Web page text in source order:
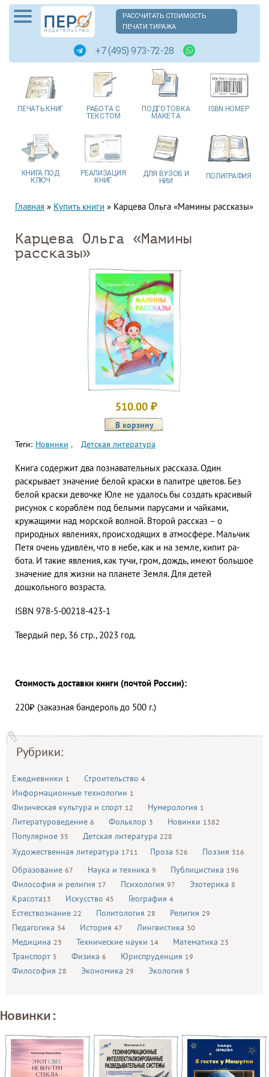
РАССЧИТАТЬ СТОИМОСТЬ
ПЕЧАТИ ТИРАЖА
+7 (495) 973-72-28
ПЕЧАТЬ КНИГ РАБОТА С
ТЕКСТОМ
ПОДГОТОВКА
МАКЕТА
ISBN НОМЕР
КНИГА ПОД
КЛЮЧ
РЕАЛИЗАЦИЯ
КНИГ
ДЛЯ ВУЗОВ И
НИИ
ПОЛИГРАФИЯ
Главная » Купить книги » Карцева Ольга «Мамины рассказы»
Рубрики:
Ежедневники 1 Строительство 4
Информационные технологии 1
Физическая культура и спорт 12 Нумерология 1
Литературоведение 6 Фольклор 3 Новинки 1382
Популярное 35 Детская литература 228
Художественная литература 1711 Проза 526 Поэзия 316
Образование 67 Наука и техника 9 Публицистика 196
Философия и религия 17 Психология 97 Эзотерика 8
Красота13 Искусство 45 География 4
Естествознание 22 Политология 28 Религия 29
Педагогика 34 История 47 Лингвистика 30
Медицина 23 Технические науки 14 Математика 23
Транспорт 5 Физика 6 Юриспруденция 19
Философия 28 Экономика 29 Экология 3
Карцева Ольга «Мамины
рассказы»
510.00 ₽
Теги: Новинки Детская литература
Книга содержит два познавательных рассказа. Один
раскрывает значение белой краски в палитре цветов. Без
белой краски девочке Юле не удалось бы создать красивый
рисунок с кораблём под белыми парусами и чайками,
кружащими над морской волной. Второй рассказ – о
природных явлениях, происходящих в атмосфере. Мальчик
Петя очень удивлён, что в небе, как и на земле, кипит ра-
бота. И такие явления, как тучи, гром, дождь, имеют большое
значение для жизни на планете Земля. Для детей
дошкольного возраста.
ISBN 978-5-00218-423-1
Твердый пер, 36 стр., 2023 год.
Стоимость доставки книги (почтой России):
220₽ (заказная бандероль до 500 г.)
Новинки: